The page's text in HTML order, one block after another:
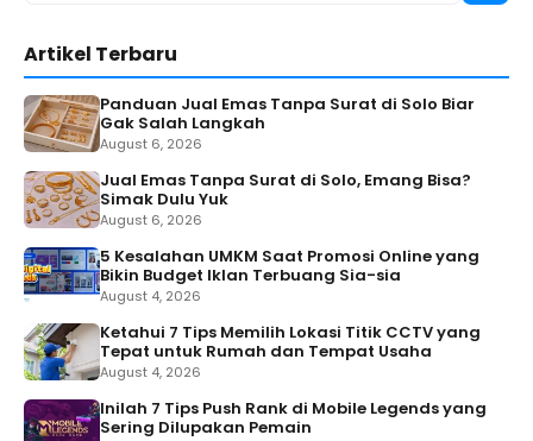
Artikel Terbaru
Panduan Jual Emas Tanpa Surat di Solo Biar
Gak Salah Langkah
August 6, 2026
Jual Emas Tanpa Surat di Solo, Emang Bisa?
Simak Dulu Yuk
August 6, 2026
5 Kesalahan UMKM Saat Promosi Online yang
Bikin Budget Iklan Terbuang Sia-sia
August 4, 2026
Ketahui 7 Tips Memilih Lokasi Titik CCTV yang
Tepat untuk Rumah dan Tempat Usaha
August 4, 2026
Inilah 7 Tips Push Rank di Mobile Legends yang
Sering Dilupakan Pemain